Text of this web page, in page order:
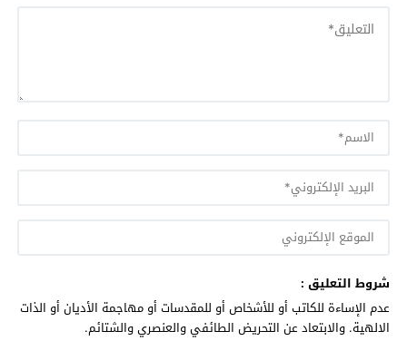
شروط التعليق :
عدم الإساءة للكاتب أو للأشخاص أو للمقدسات أو مهاجمة الأديان أو الذات
الالهية. والابتعاد عن التحريض الطائفي والعنصري والشتائم.